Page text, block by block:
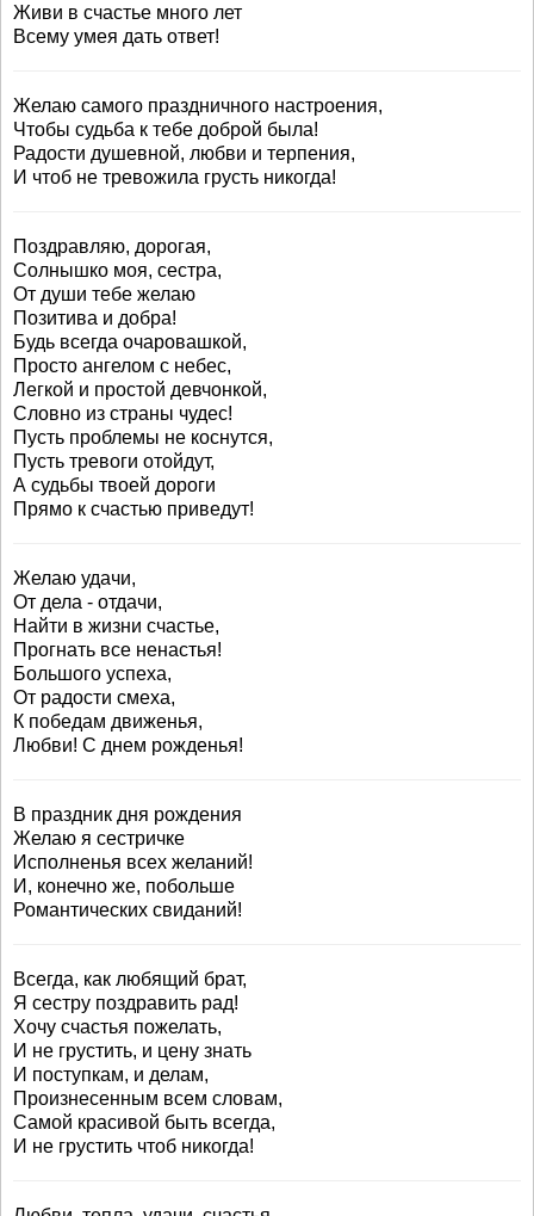
Живи в счастье много лет
Всему умея дать ответ!
Желаю самого праздничного настроения,
Чтобы судьба к тебе доброй была!
Радости душевной, любви и терпения,
И чтоб не тревожила грусть никогда!
Поздравляю, дорогая,
Солнышко моя, сестра,
От души тебе желаю
Позитива и добра!
Будь всегда очаровашкой,
Просто ангелом с небес,
Легкой и простой девчонкой,
Словно из страны чудес!
Пусть проблемы не коснутся,
Пусть тревоги отойдут,
А судьбы твоей дороги
Прямо к счастью приведут!
Желаю удачи,
От дела - отдачи,
Найти в жизни счастье,
Прогнать все ненастья!
Большого успеха,
От радости смеха,
К победам движенья,
Любви! С днем рожденья!
В праздник дня рождения
Желаю я сестричке
Исполненья всех желаний!
И, конечно же, побольше
Романтических свиданий!
Всегда, как любящий брат,
Я сестру поздравить рад!
Хочу счастья пожелать,
И не грустить, и цену знать
И поступкам, и делам,
Произнесенным всем словам,
Самой красивой быть всегда,
И не грустить чтоб никогда!